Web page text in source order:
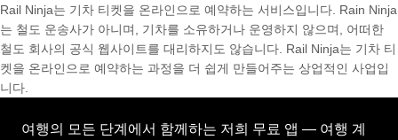
Rail Ninja는 기차 티켓을 온라인으로 예약하는 서비스입니다. Rain Ninja
는 철도 운송사가 아니며, 기차를 소유하거나 운영하지 않으며, 어떠한
철도 회사의 공식 웹사이트를 대리하지도 않습니다. Rail Ninja는 기차 티
켓을 온라인으로 예약하는 과정을 더 쉽게 만들어주는 상업적인 사업입
니다.
여행의 모든 단계에서 함께하는 저희 무료 앱 — 여행 계